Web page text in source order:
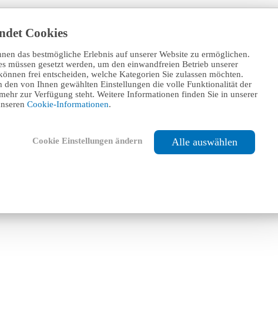
Cookies
das bestmögliche Erlebnis auf unserer Website zu ermöglichen.
müssen gesetzt werden, um den einwandfreien Betrieb unserer
frei entscheiden, welche Kategorien Sie zulassen möchten.
den von Ihnen gewählten Einstellungen die volle Funktionalität der
zur Verfügung steht. Weitere Informationen finden Sie in unserer
Cookie-Informationen.
Cookie Einstellungen ändern Alle auswählen